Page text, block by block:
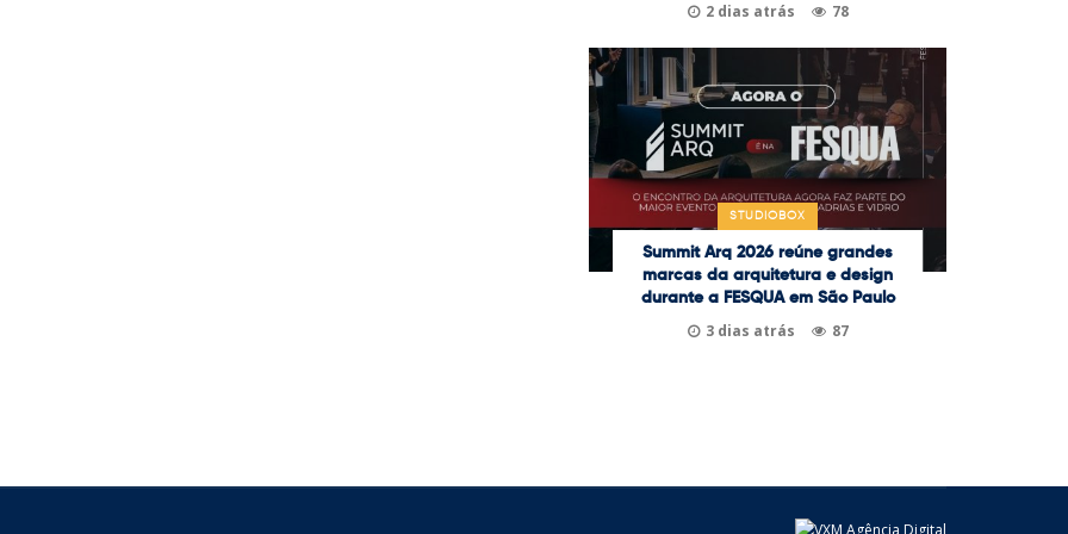
2 dias atrás 78
STUDIOBOX
Summit Arq 2026 reúne grandes
marcas da arquitetura e design
durante a FESQUA em São Paulo
3 dias atrás 87